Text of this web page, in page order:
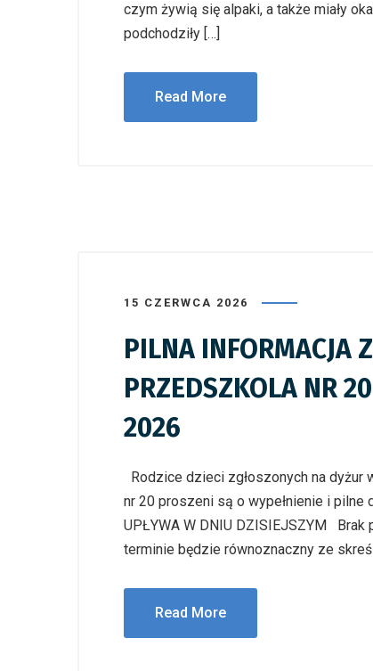
czym żywią się alpaki, a także miały
podchodziły […]
Read More
15 CZERWCA 2026
PILNA INFORMACJA
PRZEDSZKOLA NR
2026
Rodzice dzieci zgłoszonych na
nr 20 proszeni są o wypełnienie i
UPŁYWA W DNIU DZISIEJSZYM Brak
terminie będzie równoznaczny ze
Read More